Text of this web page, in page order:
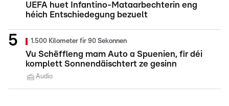
UEFA huet Infantino-Mataarbechterin eng
héich Entschiedegung bezuelt
1.500 Kilometer fir 90 Sekonnen
Vu Schëffleng mam Auto a Spuenien, fir déi
komplett Sonnendäischtert ze gesinn
Audio